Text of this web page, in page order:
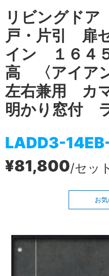
リビングド
戸・片引 扉
イン １６４
高 〈アイア
左右兼用 カ
明かり窓付
LADD3-
¥81,800/セット
お